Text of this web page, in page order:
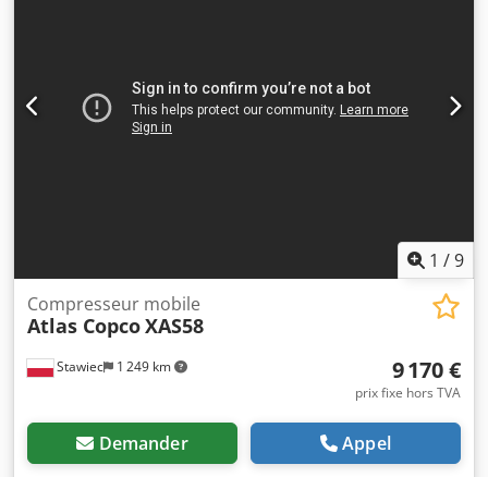
automatisme de marche arrière Chodpsu A Tq Hefx Abuoa
Plus d'informations sur la fiche technique ci-jointe.
1 /9
Stawiec 1 249 km
Compresseur mobile
Atlas CopcoXAS58
9 170 €
prix fixe hors TVA
Demander Appel